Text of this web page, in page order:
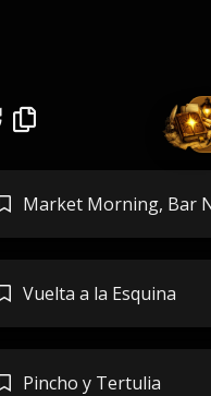
Market Morning, Bar
Vuelta a la Esquina
Pincho y Tertulia